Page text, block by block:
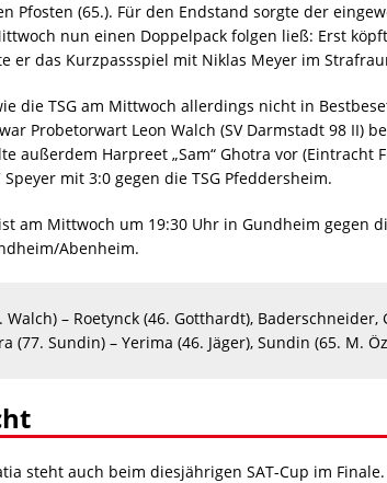
Pfosten (65.). Für den Endstand sorgte der
nun einen Doppelpack folgen ließ: Erst
er das Kurzpassspiel mit Niklas Meyer im
die TSG am Mittwoch allerdings nicht in
Probetorwart Leon Walch (SV Darmstadt 98 II)
außerdem Harpreet „Sam“ Ghotra vor (Eintracht
Speyer mit 3:0 gegen die TSG Pfeddersheim.
am Mittwoch um 19:30 Uhr in Gundheim gegen
Abenheim.
Walch) – Roetynck (46. Gotthardt), Baderschneider,
(77. Sundin) – Yerima (46. Jäger), Sundin (65. M.
steht auch beim diesjährigen SAT-Cup im